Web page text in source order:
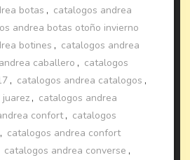
botas , catalogos andrea
andrea botas otoño invierno
botines , catalogos andrea
caballero , catalogos
, catalogos andrea catalogos ,
, catalogos andrea
confort, catalogos
, catalogos andrea confort
catalogos andrea converse ,